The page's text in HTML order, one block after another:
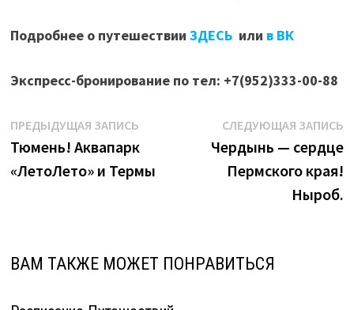
Подробнее о путешествии ЗДЕСЬили в ВК
Экспресс-бронирование по тел: +7(952)333-00-88
Навигация
по
ПРЕДЫДУЩАЯ ЗАПИСЬПредыдущая
запись:
Тюмень! Аквапарк
«ЛетоЛето» и Термы
СЛЕДУЮЩАЯ ЗАПИСЬ
Чердынь — сердце
Пермского края!
Ныроб.
ВАМ ТАКЖЕ МОЖЕТ ПОНРАВИТЬСЯ